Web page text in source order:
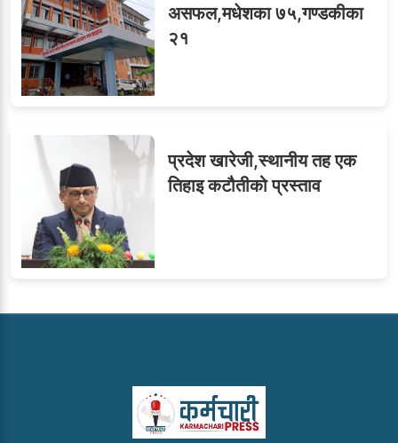
असफल,मधेशका ७५,गण्डकीका
२१
प्रदेश खारेजी,स्थानीय तह एक
तिहाइ कटौतीको प्रस्ताव